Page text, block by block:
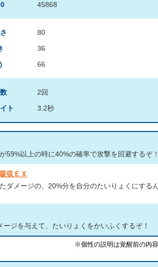
45868
80
36
66
ト
2回
3.2秒
59%以上の時に40%の確率で攻撃を回避するぞ！
収ＥＸ
ダメージの、20%分を自分のたいりょくにする
ージを与えて、たいりょくをかいふくするぞ！
※個性の説明は覚醒前の内